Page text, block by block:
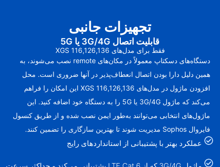
تجهیزات جانبی
قابلیت اتصال 3G/4G یا 5G
فقط برای مدل‌های XGS 116,126,136
دستگاه‌های دسکتاپ معمولاً در مکان‌های remote نصب می‌شوند، به
همین دلیل دارا بودن اتصال انعطاف‌پذیر در آنها ضروری است. محل
افزودن ماژول در مدل‌های XGS 116,126,136 این امکان را فراهم
می‌کند که ماژول 3G/4G یا 5G را به دستگاه خود اضافه کنید. این
ماژول‌های انتخابی می‌توانند به‌طور ایمن نصب شده و از طریق کنسول
فایروال Sophos مدیریت شوند تا بهترین سازگاری را تضمین کنند.
عملکرد بهتر با پشتیبانی از استانداردهای رایج